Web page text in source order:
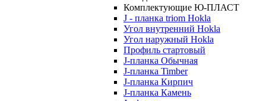
Комплектующие Ю-ПЛАСТ
J - планка triom Hokla
Угол внутренний Hokla
Угол наружный Hokla
Профиль стартовый
J-планка Обычная
J-планка Timber
J-планка Кирпич
J-планка Камень